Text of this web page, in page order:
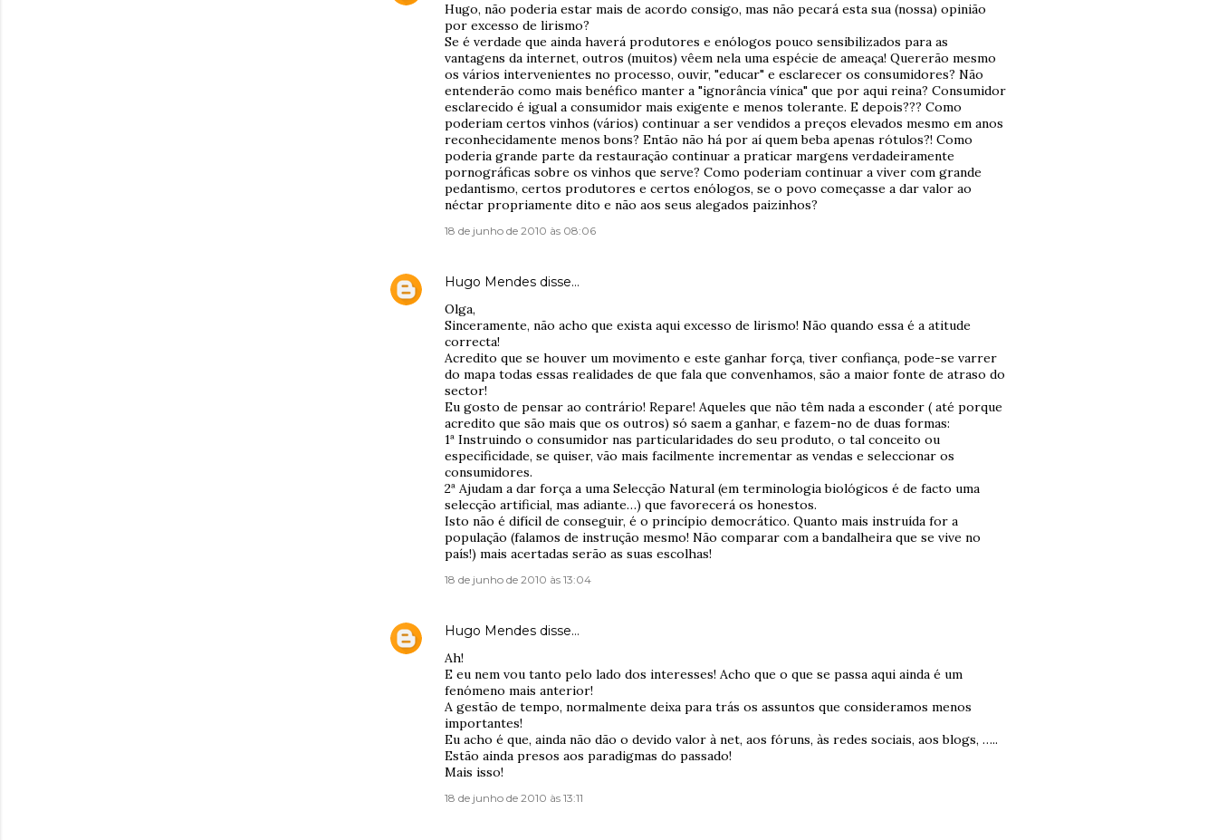
Hugo, não poderia estar mais de acordo consigo, mas não pecará esta sua (nossa) opinião
por excesso de lirismo?
Se é verdade que ainda haverá produtores e enólogos pouco sensibilizados para as
vantagens da internet, outros (muitos) vêem nela uma espécie de ameaça! Quererão mesmo
os vários intervenientes no processo, ouvir, "educar" e esclarecer os consumidores? Não
entenderão como mais benéfico manter a "ignorância vínica" que por aqui reina? Consumidor
esclarecido é igual a consumidor mais exigente e menos tolerante. E depois??? Como
poderiam certos vinhos (vários) continuar a ser vendidos a preços elevados mesmo em anos
reconhecidamente menos bons? Então não há por aí quem beba apenas rótulos?! Como
poderia grande parte da restauração continuar a praticar margens verdadeiramente
pornográficas sobre os vinhos que serve? Como poderiam continuar a viver com grande
pedantismo, certos produtores e certos enólogos, se o povo começasse a dar valor ao
néctar propriamente dito e não aos seus alegados paizinhos?
18 de junho de 2010 às 08:06
Hugo Mendes disse…
Olga,
Sinceramente, não acho que exista aqui excesso de lirismo! Não quando essa é a atitude
correcta!
Acredito que se houver um movimento e este ganhar força, tiver confiança, pode-se varrer
do mapa todas essas realidades de que fala que convenhamos, são a maior fonte de atraso do
sector!
Eu gosto de pensar ao contrário! Repare! Aqueles que não têm nada a esconder ( até porque
acredito que são mais que os outros) só saem a ganhar, e fazem-no de duas formas:
1ª Instruindo o consumidor nas particularidades do seu produto, o tal conceito ou
especificidade, se quiser, vão mais facilmente incrementar as vendas e seleccionar os
consumidores.
2ª Ajudam a dar força a uma Selecção Natural (em terminologia biológicos é de facto uma
selecção artificial, mas adiante…) que favorecerá os honestos.
Isto não é difícil de conseguir, é o princípio democrático. Quanto mais instruída for a
população (falamos de instrução mesmo! Não comparar com a bandalheira que se vive no
país!) mais acertadas serão as suas escolhas!
18 de junho de 2010 às 13:04
Hugo Mendes disse…
Ah!
E eu nem vou tanto pelo lado dos interesses! Acho que o que se passa aqui ainda é um
fenómeno mais anterior!
A gestão de tempo, normalmente deixa para trás os assuntos que consideramos menos
importantes!
Eu acho é que, ainda não dão o devido valor à net, aos fóruns, às redes sociais, aos blogs, …..
Estão ainda presos aos paradigmas do passado!
Mais isso!
18 de junho de 2010 às 13:11